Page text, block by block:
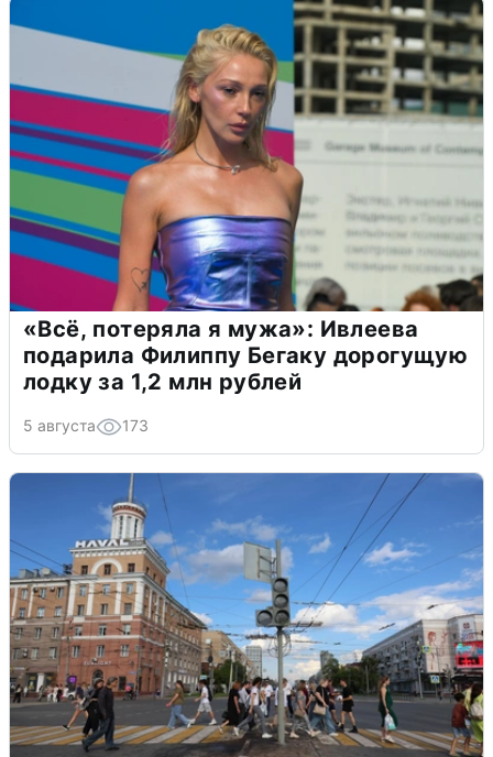
«Всё, потеряла я мужа»: Ивлеева
подарила Филиппу Бегаку дорогущую
лодку за 1,2 млн рублей
5 августа 173